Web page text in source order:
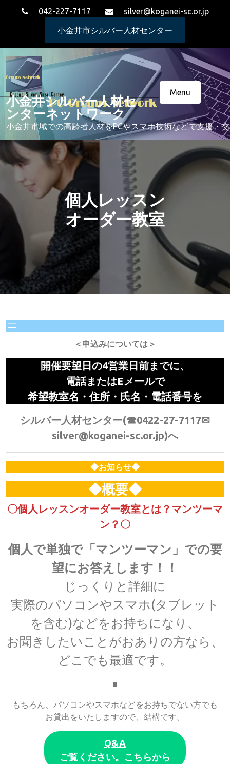
042-227-7117 silver@koganei-sc.or.jp
小金井市シルバー人材センター
小金井シルバー人材セ
ンターネットワーク
小金井市域での高齢者人材をPCやスマホ技術などで支援・
Menu
個人レッスン
オーダー教室
＜申込みについては＞
開催要望日の4営業日前までに、
電話またはEメールで
希望教室名・住所・氏名・電話番号を
シルバー人材センター(☎0422-27-7117✉
silver@koganei-sc.or.jp)へ
◆お知らせ◆
◆概要◆
〇個人レッスンオーダー教室とは？マンツーマ
ン？〇
個人で単独で「マンツーマン」での要
望にお答えします！！
じっくりと詳細に
実際のパソコンやスマホ(タブレット
を含む)などをお持ちになり、
お聞きしたいことがおありの方なら、
どこでも最適です。
■
もちろん、パソコンやスマホなどをお持ちでない方でも
お貸出をいたしますので、結構です。
Q&A
ご覧ください。こちらから